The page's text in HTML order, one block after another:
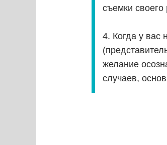
съемки своего
4. Когда у вас
желание
случаев,